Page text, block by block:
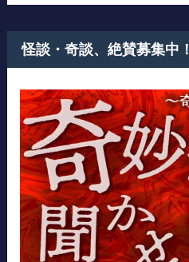
怪談・奇談、絶賛募集中！